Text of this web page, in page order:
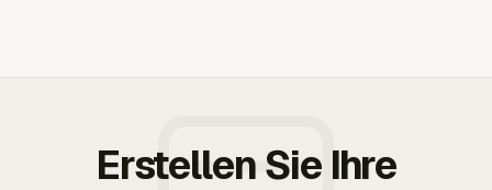
Erstellen Sie Ihre